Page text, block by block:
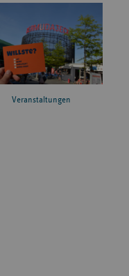
Veranstaltungen